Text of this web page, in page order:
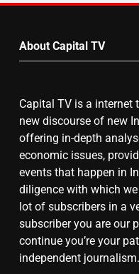
7
8
तय
by
About Capital TV
Capital TV is a internet
new discourse of new
offering in-depth
economic issues,
events that happen in
diligence with which
lot of subscribers in a
subscriber you are our
continue you’re your
independent journalism.